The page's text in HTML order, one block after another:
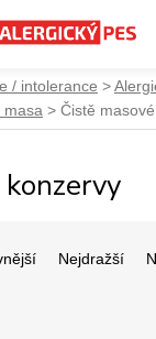
/ intolerance
masa
Čistě
Nejdražší